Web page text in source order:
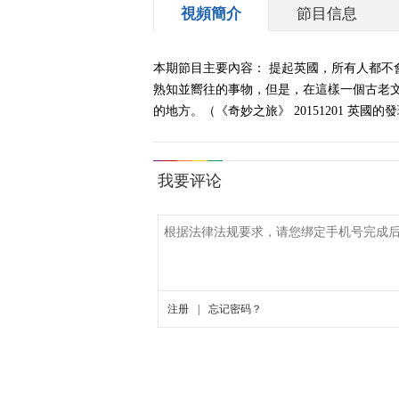
視頻簡介 節目信息
本期節目主要內容： 提起英國，所有人都
熟知並嚮往的事物，但是，在這樣一個古老
的地方。（《奇妙之旅》 20151201 英國的